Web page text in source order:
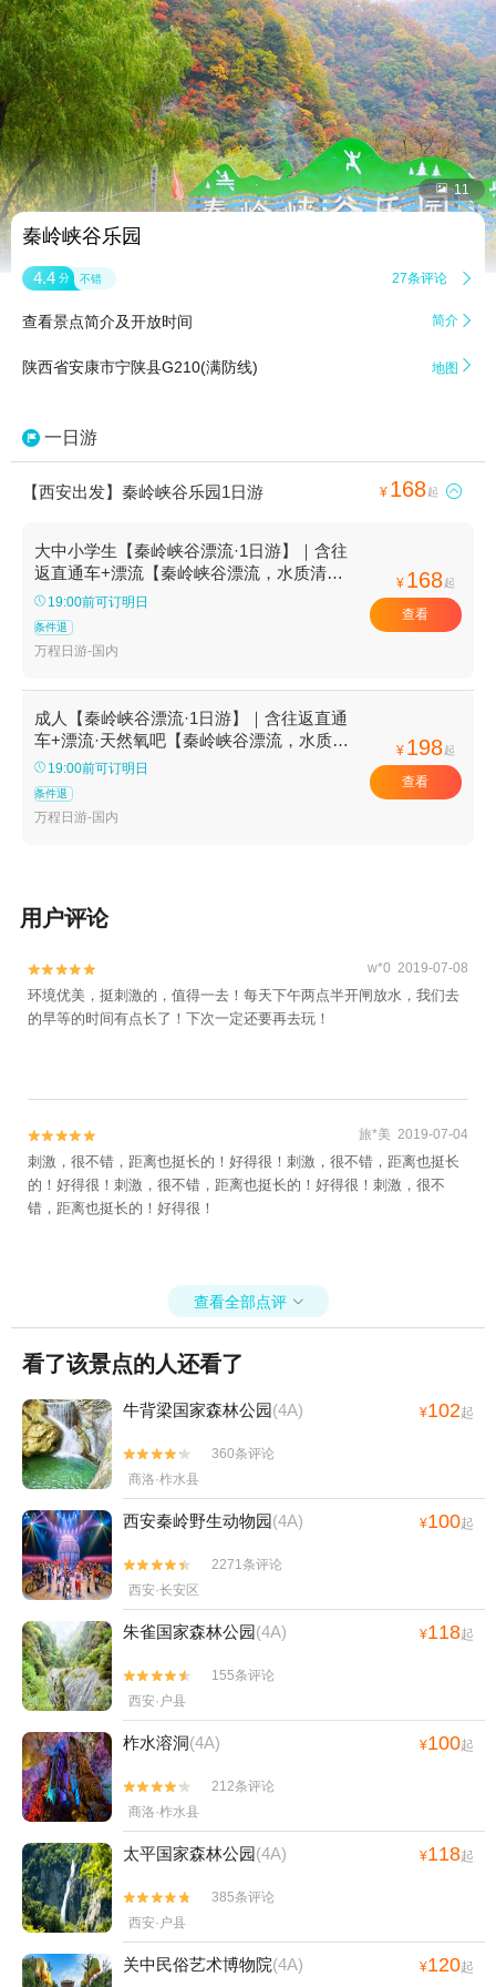
 11
秦岭峡谷乐园
4.4 分 不错 27条评论 
查看景点简介及开放时间 简介 
陕西省安康市宁陕县G210(满防线) 地图 
一日游
【西安出发】秦岭峡谷乐园1日游 ¥ 168起 
大中小学生【秦岭峡谷漂流·1日游】｜含往
返直通车+漂流【秦岭峡谷漂流，水质清澈
见底，浪花大到尖叫！ 全长9公里，落差
128米，每一秒都在“过山车”！】
19:00前可订明日
条件退
万程日游-国内
¥ 168起
查看
成人【秦岭峡谷漂流·1日游】｜含往返直通
车+漂流·天然氧吧【秦岭峡谷漂流，水质清
澈见底，浪花大到尖叫！ 全长9公里，落差
128米，每一秒都在“过山车”！】
19:00前可订明日
条件退
万程日游-国内
¥ 198起
查看
用户评论

 w*0 2019-07-08
环境优美，挺刺激的，值得一去！每天下午两点半开闸放水，我们去
的早等的时间有点长了！下次一定还要再去玩！

 旅*美 2019-07-04
刺激，很不错，距离也挺长的！好得很！刺激，很不错，距离也挺长
的！好得很！刺激，很不错，距离也挺长的！好得很！刺激，很不
错，距离也挺长的！好得很！
查看全部点评 
看了该景点的人还看了
牛背梁国家森林公园(4A) ¥102起


360条评论
商洛·柞水县
西安秦岭野生动物园(4A) ¥100起


2271条评论
西安·长安区
朱雀国家森林公园(4A) ¥118起


155条评论
西安·户县
柞水溶洞(4A) ¥100起


212条评论
商洛·柞水县
太平国家森林公园(4A) ¥118起


385条评论
西安·户县
关中民俗艺术博物院(4A) ¥120起
